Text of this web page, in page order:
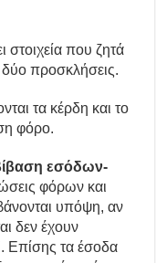
στοιχεία που ζητά
προσκλήσεις.
τα κέρδη και το
φόρο.
εσόδων-
φόρων και
υπόψη, αν
δεν έχουν
Επίσης τα έσοδα